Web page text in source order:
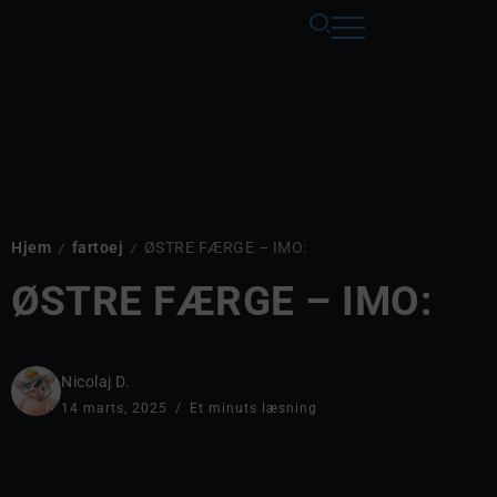
Hjem / fartoej / ØSTRE FÆRGE – IMO:
ØSTRE FÆRGE – IMO:
Nicolaj D.
14 marts, 2025 Et minuts læsning